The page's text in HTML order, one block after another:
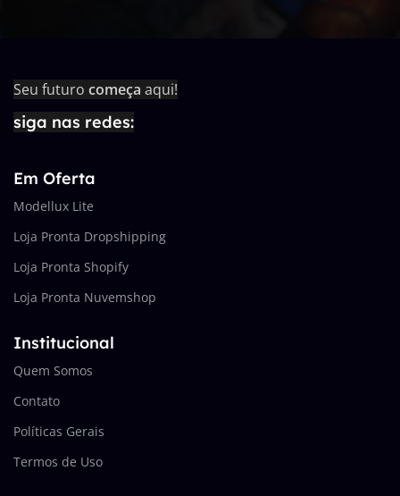
Seu futuro começa aqui!
siga nas redes:
Em Oferta
Modellux Lite
Loja Pronta Dropshipping
Loja Pronta Shopify
Loja Pronta Nuvemshop
Institucional
Quem Somos
Contato
Políticas Gerais
Termos de Uso